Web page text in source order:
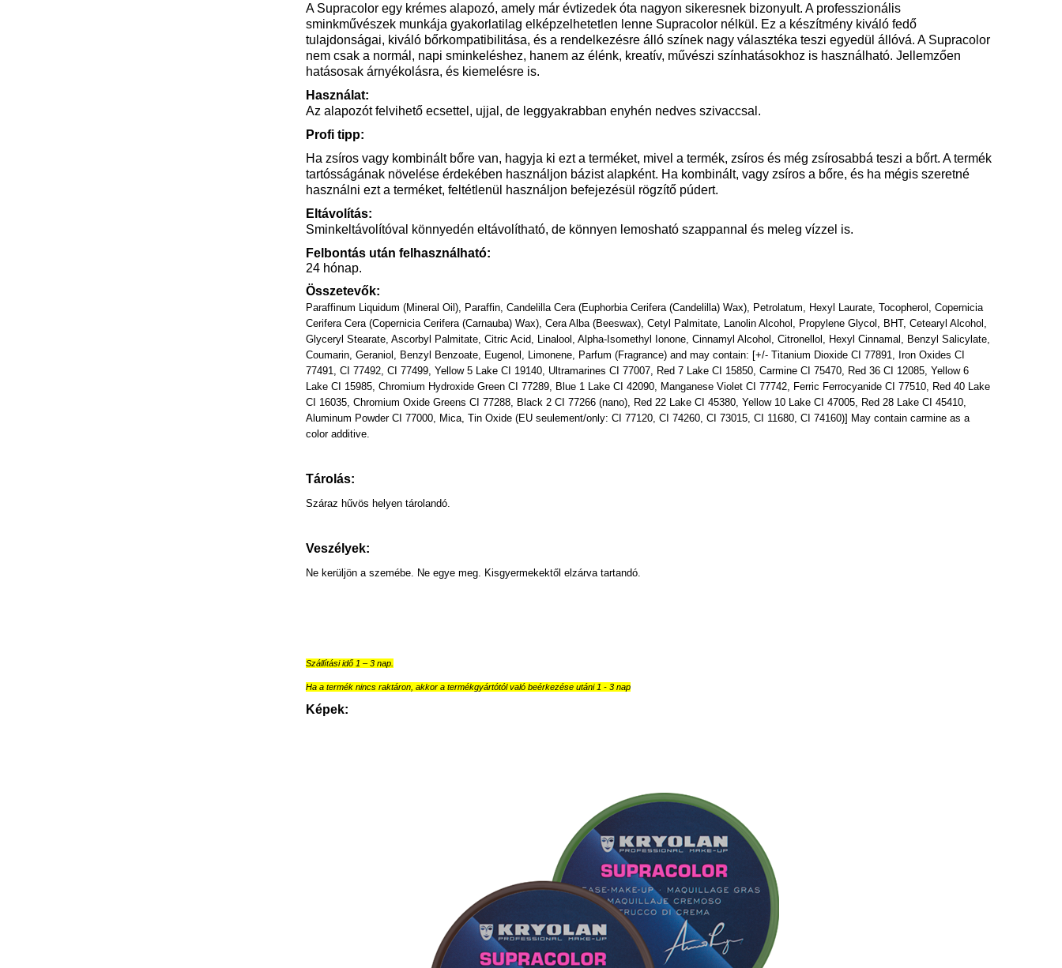
A Supracolor egy krémes alapozó, amely már évtizedek óta nagyon sikeresnek bizonyult. A professzionális
sminkművészek munkája gyakorlatilag elképzelhetetlen lenne Supracolor nélkül. Ez a készítmény kiváló fedő
tulajdonságai, kiváló bőrkompatibilitása, és a rendelkezésre álló színek nagy választéka teszi egyedül állóvá. A Supracolor
nem csak a normál, napi sminkeléshez, hanem az élénk, kreatív, művészi színhatásokhoz is használható. Jellemzően
hatásosak árnyékolásra, és kiemelésre is.
Használat:
Az alapozót felvihető ecsettel, ujjal, de leggyakrabban enyhén nedves szivaccsal.
Profi tipp:
Ha zsíros vagy kombinált bőre van, hagyja ki ezt a terméket, mivel a termék, zsíros és még zsírosabbá teszi a bőrt. A termék
tartósságának növelése érdekében használjon bázist alapként. Ha kombinált, vagy zsíros a bőre, és ha mégis szeretné
használni ezt a terméket, feltétlenül használjon befejezésül rögzítő púdert.
Eltávolítás:
Sminkeltávolítóval könnyedén eltávolítható, de könnyen lemosható szappannal és meleg vízzel is.
Felbontás után felhasználható:
24 hónap.
Összetevők:
Paraffinum Liquidum (Mineral Oil), Paraffin, Candelilla Cera (Euphorbia Cerifera (Candelilla) Wax), Petrolatum, Hexyl Laurate, Tocopherol, Copernicia
Cerifera Cera (Copernicia Cerifera (Carnauba) Wax), Cera Alba (Beeswax), Cetyl Palmitate, Lanolin Alcohol, Propylene Glycol, BHT, Cetearyl Alcohol,
Glyceryl Stearate, Ascorbyl Palmitate, Citric Acid, Linalool, Alpha-Isomethyl Ionone, Cinnamyl Alcohol, Citronellol, Hexyl Cinnamal, Benzyl Salicylate,
Coumarin, Geraniol, Benzyl Benzoate, Eugenol, Limonene, Parfum (Fragrance) and may contain: [+/- Titanium Dioxide CI 77891, Iron Oxides CI
77491, CI 77492, CI 77499, Yellow 5 Lake CI 19140, Ultramarines CI 77007, Red 7 Lake CI 15850, Carmine CI 75470, Red 36 CI 12085, Yellow 6
Lake CI 15985, Chromium Hydroxide Green CI 77289, Blue 1 Lake CI 42090, Manganese Violet CI 77742, Ferric Ferrocyanide CI 77510, Red 40 Lake
CI 16035, Chromium Oxide Greens CI 77288, Black 2 CI 77266 (nano), Red 22 Lake CI 45380, Yellow 10 Lake CI 47005, Red 28 Lake CI 45410,
Aluminum Powder CI 77000, Mica, Tin Oxide (EU seulement/only: CI 77120, CI 74260, CI 73015, CI 11680, CI 74160)] May contain carmine as a
color additive.
Tárolás:
Száraz hűvös helyen tárolandó.
Veszélyek:
Ne kerüljön a szemébe. Ne egye meg. Kisgyermekektől elzárva tartandó.
Szállítási idő 1 – 3 nap.
Ha a termék nincs raktáron, akkor a termékgyártótól való beérkezése utáni 1 - 3 nap
Képek: